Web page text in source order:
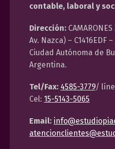
contable, laboral y
Dirección:
Av. Nazca) – C1416EDF
Ciudad Autónoma de
Argentina.
Tel/Fax: 4585-3779/
Cel: 15-5143-5065
Email: